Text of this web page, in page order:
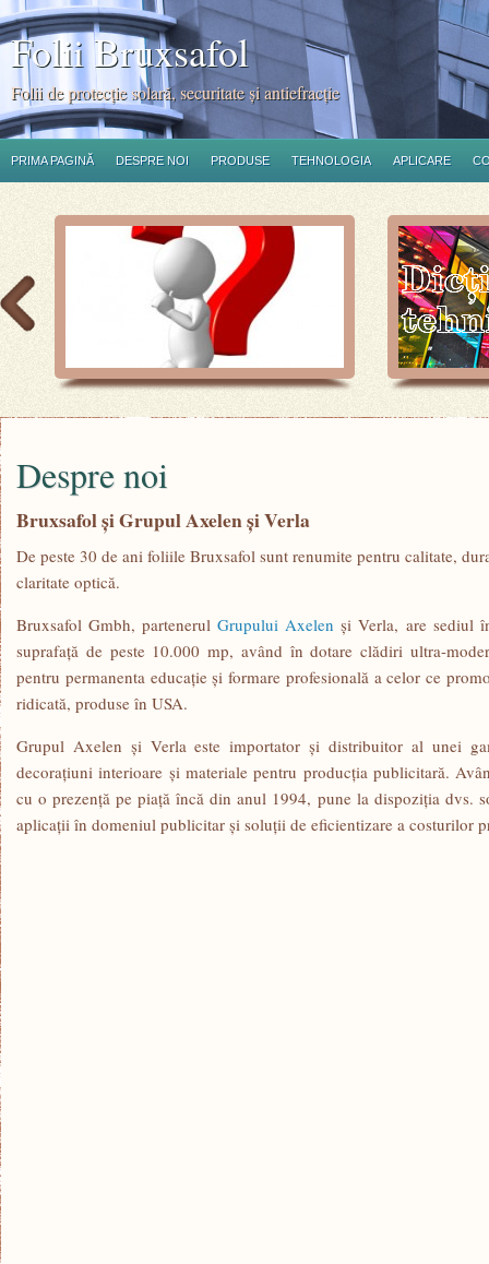
Folii Bruxsafol
Folii de protecţie solară, securitate şi antiefracţie
PRIMA PAGINĂ DESPRE NOI PRODUSE TEHNOLOGIA APLICARE
Despre noi
Bruxsafol şi Grupul Axelen şi Verla
De peste 30 de ani foliile Bruxsafol sunt renumite pentru calitate,
claritate optică.
Bruxsafol Gmbh, partenerulGrupului Axelen şi Verla, are sediul
suprafaţă de peste 10.000 mp, având în dotare clădiri ultra-
pentru permanenta educaţie şi formare profesională a celor ce
ridicată, produse în USA.
Grupul Axelen şi Verla este importator şi distribuitor al unei
decoraţiuni interioare şi materiale pentru producţia publicitară.
cu o prezenţă pe piaţă încă din anul 1994, pune la dispoziţia dvs.
aplicaţii în domeniul publicitar şi soluţii de eficientizare a costurilor